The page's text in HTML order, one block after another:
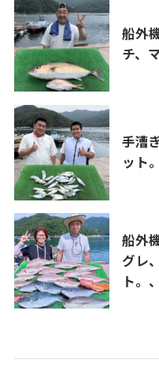
船外
チ、
手漕
ット。
船外
グレ
ト。、